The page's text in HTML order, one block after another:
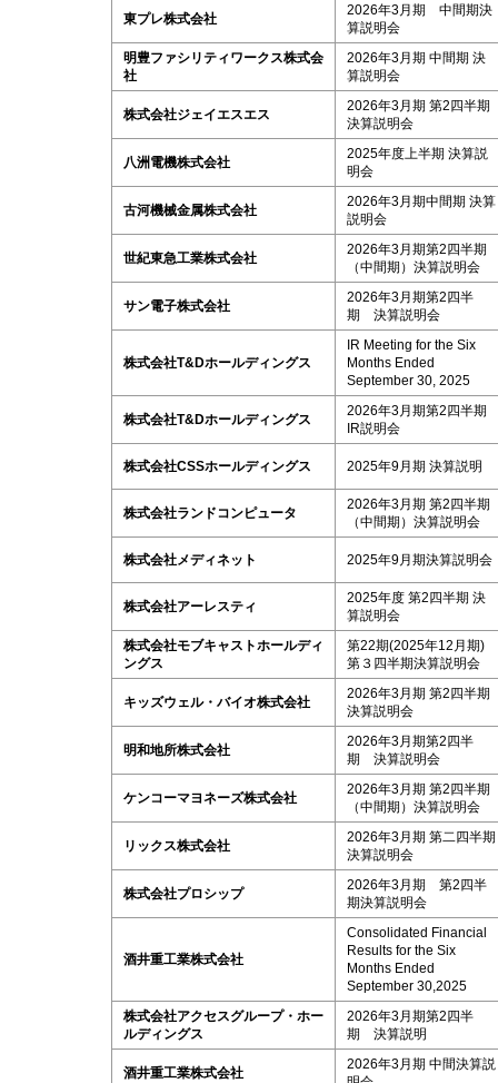
東プレ株式会社
2026年3月期 中間期決
算説明会
明豊ファシリティワークス株式会
社
2026年3月期 中間期 決
算説明会
株式会社ジェイエスエス
2026年3月期 第2四半期
決算説明会
八洲電機株式会社
2025年度上半期 決算説
明会
古河機械金属株式会社
2026年3月期中間期 決算
説明会
世紀東急工業株式会社
2026年3月期第2四半期
（中間期）決算説明会
サン電子株式会社
2026年3月期第2四半
期 決算説明会
株式会社T&Dホールディングス
IR Meeting for the Six
Months Ended
September 30, 2025
株式会社T&Dホールディングス
2026年3月期第2四半期
IR説明会
株式会社CSSホールディングス 2025年9月期 決算説明
株式会社ランドコンピュータ
2026年3月期 第2四半期
（中間期）決算説明会
株式会社メディネット 2025年9月期決算説明会
株式会社アーレスティ
2025年度 第2四半期 決
算説明会
株式会社モブキャストホールディ
ングス
第22期(2025年12月期)
第３四半期決算説明会
キッズウェル・バイオ株式会社
2026年3月期 第2四半期
決算説明会
明和地所株式会社
2026年3月期第2四半
期 決算説明会
ケンコーマヨネーズ株式会社
2026年3月期 第2四半期
（中間期）決算説明会
リックス株式会社
2026年3月期 第二四半期
決算説明会
株式会社プロシップ
2026年3月期 第2四半
期決算説明会
酒井重工業株式会社
Consolidated Financial
Results for the Six
Months Ended
September 30,2025
株式会社アクセスグループ・ホー
ルディングス
2026年3月期第2四半
期 決算説明
酒井重工業株式会社
2026年3月期 中間決算説